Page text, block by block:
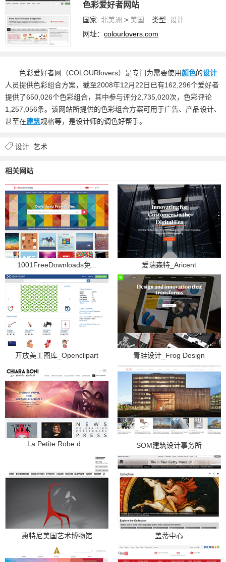
色彩爱好者网站
国家: 北美洲 > 美国 类型: 设计
网址：colourlovers.com
色彩爱好者网（COLOURlovers）是专门为需要使用颜色的设计
人员提供色彩组合方案，截至2008年12月22日已有162,296个爱好者
提供了650,026个色彩组合，其中参与评分2,735,020次，色彩评论
1,257,056条。该网站所提供的色彩组合方案可用于广告、产品设计、
甚至在建筑规格等，是设计师的调色好帮手。
设计 艺术
相关网站
1001FreeDownloads免... 爱瑞森特_Aricent
开放美工图库_Openclipart 青蛙设计_Frog Design
La Petite Robe d... SOM建筑设计事务所
惠特尼美国艺术博物馆 盖蒂中心